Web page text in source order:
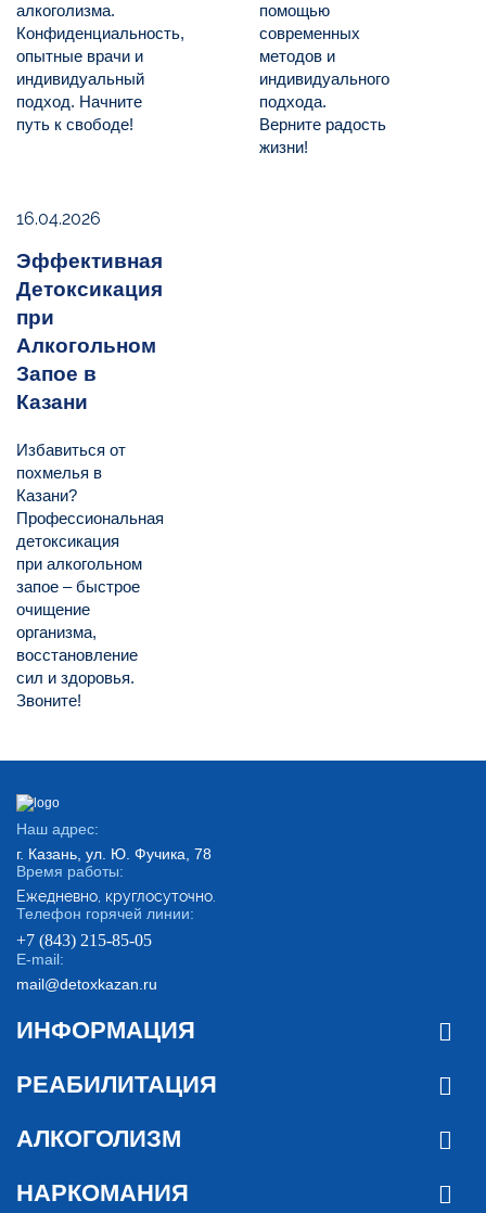
алкоголизма.
Конфиденциальность,
опытные врачи и
индивидуальный
подход. Начните
путь к свободе!
помощью
современных
методов и
индивидуального
подхода.
Верните радость
жизни!
16.04.2026
Эффективная
Детоксикация
при
Алкогольном
Запое в
Казани
Избавиться от
похмелья в
Казани?
Профессиональная
детоксикация
при алкогольном
запое – быстрое
очищение
организма,
восстановление
сил и здоровья.
Звоните!
Наш адрес:
г. Казань, ул. Ю. Фучика, 78
Время работы:
Ежедневно, круглосуточно.
Телефон горячей линии:
+7 (843) 215-85-05
E-mail:
mail@detoxkazan.ru
ИНФОРМАЦИЯ
РЕАБИЛИТАЦИЯ
АЛКОГОЛИЗМ
НАРКОМАНИЯ